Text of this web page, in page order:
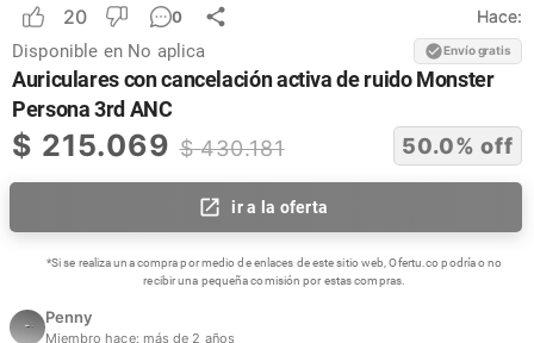
20 0 Hace:
Disponible en No aplica Envío gratis
Auriculares con cancelación activa de ruido Monster
Persona 3rd ANC
$ 215.069 $430.181 50.0% off
ir a la oferta
*Si se realiza una compra por medio de enlaces de este sitio web, Ofertu.co podría o no
recibir una pequeña comisión por estas compras.
Penny
Miembro hace: más de 2 años